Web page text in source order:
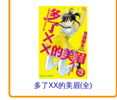
多了XX的美眉(全)